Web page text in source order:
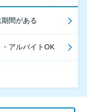
間がある
アルバイトOK